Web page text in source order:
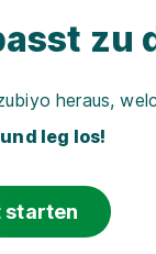
zu
heraus,
leg los!
starten